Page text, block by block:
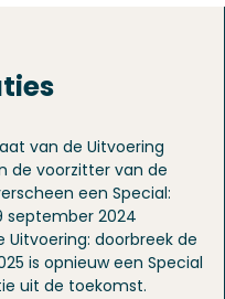
van de Uitvoering
de voorzitter van de
een Special:
september 2024
doorbreek de
is opnieuw een Special
uit de toekomst.